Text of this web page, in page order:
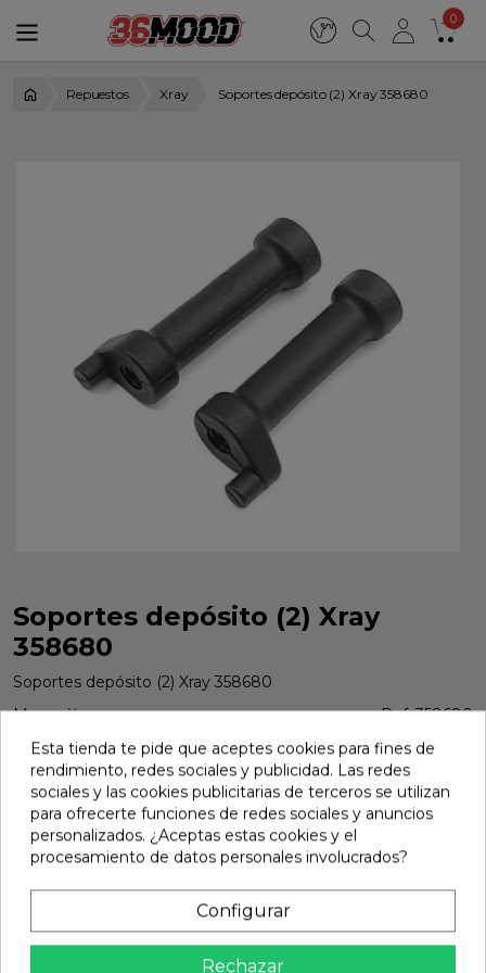
0
Repuestos Xray Soportes depósito (2) Xray 358680
Soportes depósito (2) Xray
358680
Soportes depósito (2) Xray 358680
Marca: Xray Ref: 358680
4,14 €
Añadir

Calidad Garantizada
Esta tienda te pide que aceptes cookies para fines de
rendimiento, redes sociales y publicidad. Las redes
sociales y las cookies publicitarias de terceros se utilizan
para ofrecerte funciones de redes sociales y anuncios
personalizados. ¿Aceptas estas cookies y el
procesamiento de datos personales involucrados?
Configurar
Rechazar